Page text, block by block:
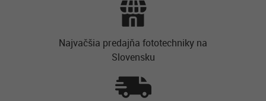
Najvačšia predajňa fototechniky na
Slovensku